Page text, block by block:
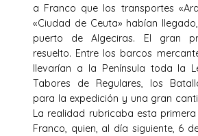
a Franco que los transportes
«Ciudad de Ceuta» habían
puerto de Algeciras. El gran
resuelto. Entre los barcos
llevarían a la Península toda la
Tabores de Regulares, los
para la expedición y una gran
La realidad rubricaba esta
Franco, quien, al día siguiente, 6